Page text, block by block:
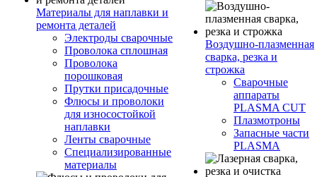
Материалы для наплавки и
ремонта деталей
Электроды сварочные
Проволока сплошная
Проволока
порошковая
Прутки присадочные
Флюсы и проволоки
для износостойкой
наплавки
Ленты сварочные
Специализированные
материалы
Воздушно-плазменная
сварка, резка и
строжка
Сварочные
аппараты
PLASMA CUT
Плазмотроны
Запасные части
PLASMA